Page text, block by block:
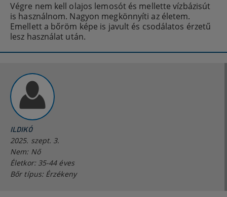
Végre nem kell olajos lemosót és mellette vízbázisút
is használnom. Nagyon megkönnyíti az életem.
Emellett a bőröm képe is javult és csodálatos érzetű
lesz használat után.
ILDIKÓ
2025. szept. 3.
Nem: Nő
Életkor: 35-44 éves
Bőr típus: Érzékeny